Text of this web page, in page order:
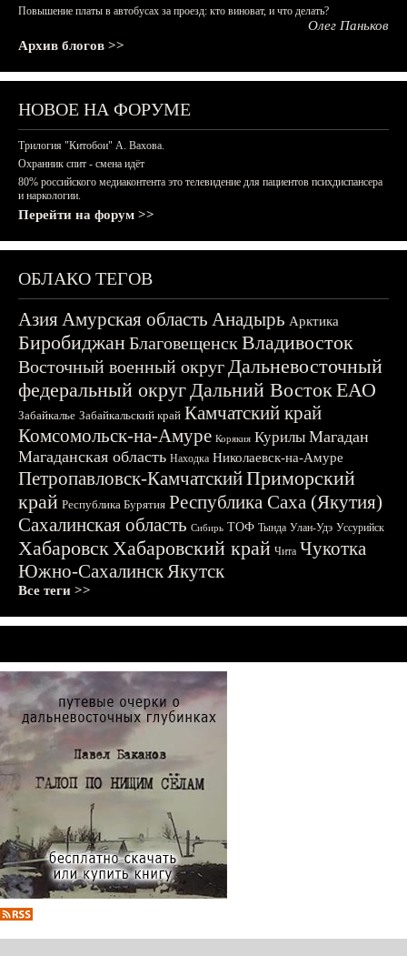
Повышение платы в автобусах за проезд: кто виноват, и что делать?
Олег Паньков
Архив блогов >>
НОВОЕ НА ФОРУМЕ
Трилогия "Китобои" А. Вахова.
Охранник спит - смена идёт
80% российского медиаконтента это телевидение для пациентов психдиспансера
и наркологии.
Перейти на форум >>
ОБЛАКО ТЕГОВ
АзияАмурская область Анадырь Арктика
БиробиджанБлаговещенскВладивосток
Восточный военный округДальневосточный
федеральный округДальний ВостокЕАО
Забайкалье Забайкальский край Камчатский край
Комсомольск-на-Амуре Корякия Курилы Магадан
Магаданская область Находка Николаевск-на-Амуре
Петропавловск-КамчатскийПриморский
край Республика Бурятия Республика Саха (Якутия)
Сахалинская область Сибирь ТОФ Тында Улан-Удэ Уссурийск
ХабаровскХабаровский край Чита Чукотка
Южно-СахалинскЯкутск
Все теги >>